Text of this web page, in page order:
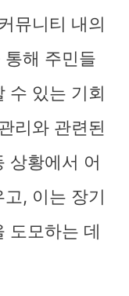
뮤니티 내의
해 주민들
수 있는 기회
리와 관련된
상황에서 어
, 이는 장기
도모하는 데